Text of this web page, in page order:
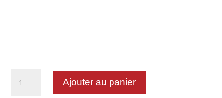
de
Stationnement
Ajouter au panier